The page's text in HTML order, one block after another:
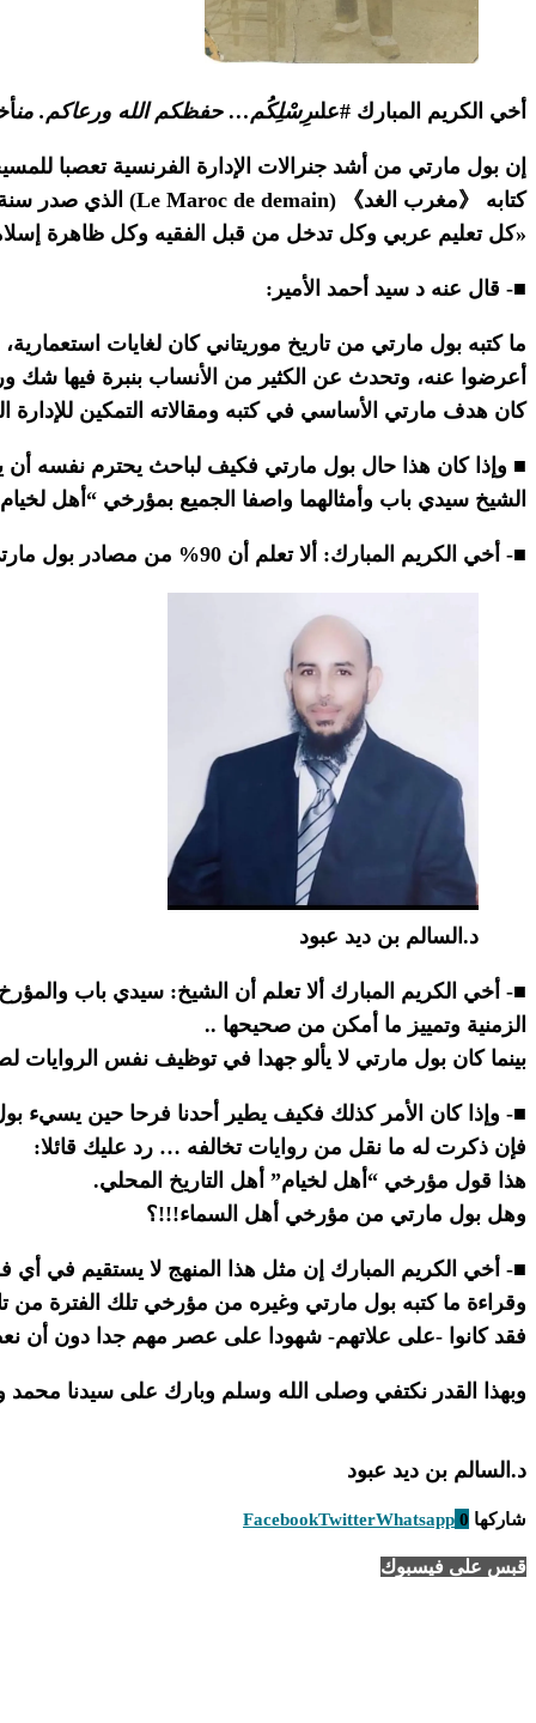
أخي الكريم المبارك #علىرِسْلِكُم… حفظكم الله ورعاكم. من
إن بول مارتي من أشد جنرالات الإدارة الفرنسية تعصبا
كتابه 《مغرب الغد》 (Le Maroc de demain) الذي صدر سنة 1925، في الصفحة 241:
«كل تعليم عربي وكل تدخل من قبل الفقيه وكل ظاهرة
■- قال عنه د سيد أحمد الأمير:
ما كتبه بول مارتي من تاريخ موريتاني كان لغايات
أعرضوا عنه، وتحدث عن الكثير من الأنساب بنبرة فيها شك
كان هدف مارتي الأساسي في كتبه ومقالاته التمكين
■ وإذا كان هذا حال بول مارتي فكيف لباحث يحترم نفسه أن
الشيخ سيدي باب وأمثالهما واصفا الجميع بمؤرخي “أهل
■- أخي الكريم المبارك: ألا تعلم أن 90% من مصادر بول مارتي هي روايات شفهية مأخوذة عن رؤساء “أهل لخيام” وأعيانهم وعلمائهم الذين تسخر منهم.. ؟!
د.السالم بن ديد عبود
■- أخي الكريم المبارك ألا تعلم أن الشيخ: سيدي باب
الزمنية وتمييز ما أمكن من صحيحها ..
بينما كان بول مارتي لا يألو جهدا في توظيف نفس
■- وإذا كان الأمر كذلك فكيف يطير أحدنا فرحا حين يسيء
فإن ذكرت له ما نقل من روايات تخالفه … رد عليك قائلا:
هذا قول مؤرخي “أهل لخيام” أهل التاريخ المحلي.
وهل بول مارتي من مؤرخي أهل السماء!!!؟
■- أخي الكريم المبارك إن مثل هذا المنهج لا يستقيم في أي
وقراءة ما كتبه بول مارتي وغيره من مؤرخي تلك الفترة من
فقد كانوا -على علاتهم- شهودا على عصر مهم جدا دون أن
وبهذا القدر نكتفي وصلى الله وسلم وبارك على سيدنا محمد
د.السالم بن ديد عبود
شاركها 0
FacebookTwitterWhatsapp
قبس على فيسبوك